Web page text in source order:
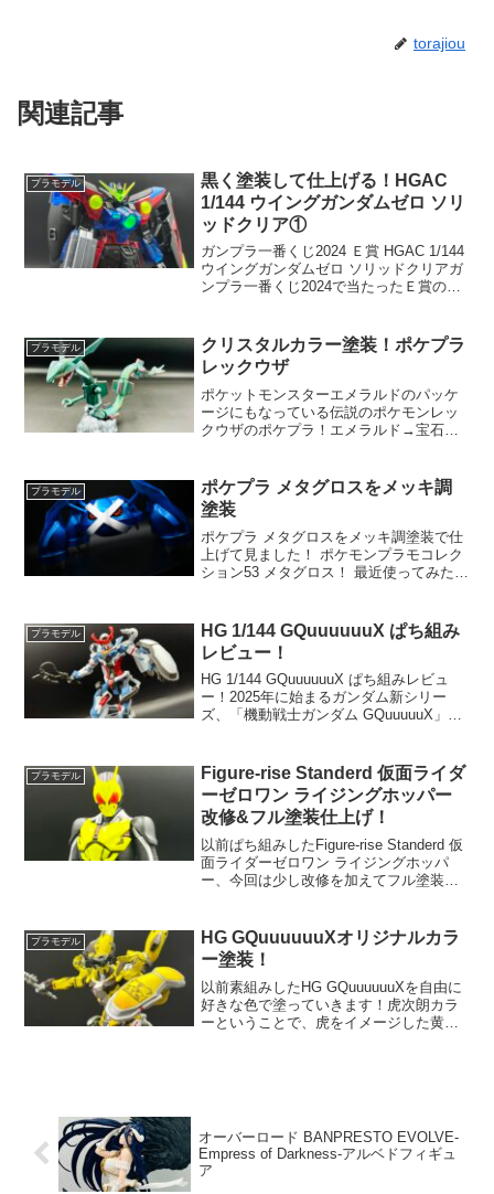
torajiou
関連記事
プラモデル
黒く塗装して仕上げる！HGAC
1/144 ウイングガンダムゼロ ソリ
ッドクリア①
ガンプラ一番くじ2024 Ｅ賞 HGAC 1/144
ウイングガンダムゼロ ソリッドクリアガ
ンプラ一番くじ2024で当たったＥ賞の
形色ホワイトのA1・A2...
プラモデル
クリスタルカラー塗装！ポケプラ
レックウザ
ポケットモンスターエメラルドのパッケ
ージにもなっている伝説のポケモンレッ
クウザのポケプラ！エメラルド→宝石と
ーツのみ下地塗装の黒サフで黒いレック
ウザにしたので...
プラモデル
ポケプラ メタグロスをメッキ調
塗装
ポケプラ メタグロスをメッキ調塗装で仕
上げて見ました！ ポケモンプラモコレク
ション53 メタグロス！ 最近使ってみたガ
感じ(^^) パーツはタッチゲートタイプで
簡単に...
プラモデル
HG 1/144 GQuuuuuuX ぱち組み
レビュー！
HG 1/144 GQuuuuuuX ぱち組みレビュ
ー！2025年に始まるガンダム新シリー
ズ、「機動戦士ガンダム GQuuuuuX」の
ーＢランナーＣラン...
プラモデル
Figure-rise Standerd 仮面ライダ
ーゼロワン ライジングホッパー
改修&フル塗装仕上げ！
以前ぱち組みしたFigure-rise Standerd 仮
面ライダーゼロワン ライジングホッパ
ー、今回は少し改修を加えてフル塗装で
ィングラインはヤスっておきます800...
プラモデル
HG GQuuuuuuXオリジナルカラ
ー塗装！
以前素組みしたHG GQuuuuuuXを自由に
好きな色で塗っていきます！虎次朗カラ
ーということで、虎をイメージした黄色
オーバーロード BANPRESTO EVOLVE-
Empress of Darkness-アルベドフィギュ
ア